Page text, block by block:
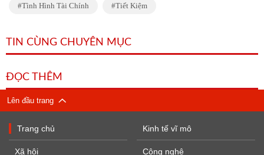
Tình Hình Tài Chính Tiết Kiệm
TIN CÙNG CHUYÊN MỤC
ĐỌC THÊM
Lên đầu trang
Trang chủ
Xã hội
Kinh tế vĩ mô
Công nghệ